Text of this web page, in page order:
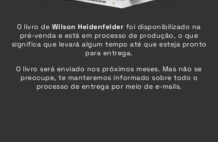
O livro de Wilson Heidenfelder foi disponibilizado na
pré-venda e está em processo de produção, o que
significa que levará algum tempo até que esteja pronto
para entrega.
O livro será enviado nos próximos meses. Mas não se
preocupe, te manteremos informado sobre todo o
processo de entrega por meio de e-mails.